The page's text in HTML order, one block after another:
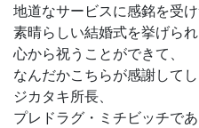
地道なサービスに感銘を受け
素晴らしい結婚式を挙げられ
心から祝うことができて、
なんだかこちらが感謝してし
ジカタキ所長、
プレドラグ・ミチビッチであ